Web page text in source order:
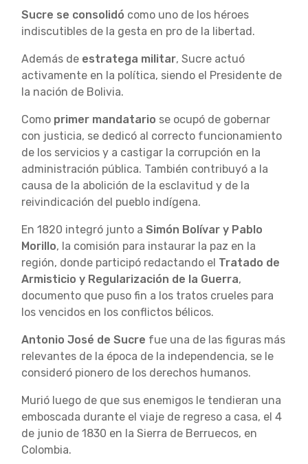
Sucre se consolidó como uno de los héroes
indiscutibles de la gesta en pro de la libertad.
Además de estratega militar, Sucre actuó
activamente en la política, siendo el Presidente de
la nación de Bolivia.
Como primer mandatario se ocupó de gobernar
con justicia, se dedicó al correcto funcionamiento
de los servicios y a castigar la corrupción en la
administración pública. También contribuyó a la
causa de la abolición de la esclavitud y de la
reivindicación del pueblo indígena.
En 1820 integró junto a Simón Bolívar y Pablo
Morillo, la comisión para instaurar la paz en la
región, donde participó redactando el Tratado de
Armisticio y Regularización de la Guerra,
documento que puso fin a los tratos crueles para
los vencidos en los conflictos bélicos.
Antonio José de Sucre fue una de las figuras más
relevantes de la época de la independencia, se le
consideró pionero de los derechos humanos.
Murió luego de que sus enemigos le tendieran una
emboscada durante el viaje de regreso a casa, el 4
de junio de 1830 en la Sierra de Berruecos, en
Colombia.